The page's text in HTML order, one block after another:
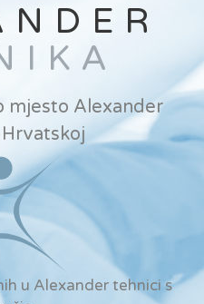
mjesto Alexander
u Alexander tehnici s